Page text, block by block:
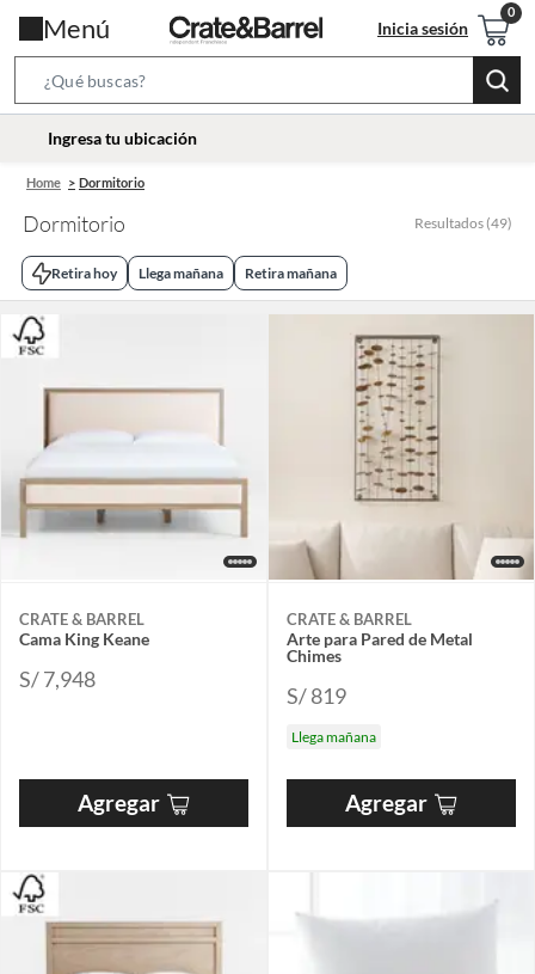
Menú Inicia sesión
Bar
location-
Ingresa tu ubicación
Home Dormitorio
Dormitorio Resultados (49)
Retira hoy Llega mañana Retira mañana
CRATE & BARREL
Cama King Keane
S/ 7,948
Agregar
CRATE & BARREL
Arte para Pared de Metal
Chimes
S/ 819
Llega mañana
Agregar